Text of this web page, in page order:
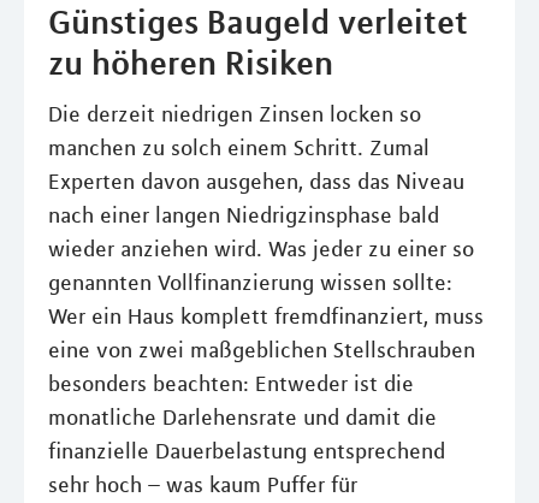
Günstiges Baugeld verleitet
zu höheren Risiken
Die derzeit niedrigen Zinsen locken so
manchen zu solch einem Schritt. Zumal
Experten davon ausgehen, dass das Niveau
nach einer langen Niedrigzinsphase bald
wieder anziehen wird. Was jeder zu einer so
genannten Vollfinanzierung wissen sollte:
Wer ein Haus komplett fremdfinanziert, muss
eine von zwei maßgeblichen Stellschrauben
besonders beachten: Entweder ist die
monatliche Darlehensrate und damit die
finanzielle Dauerbelastung entsprechend
sehr hoch – was kaum Puffer für